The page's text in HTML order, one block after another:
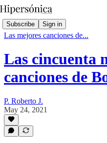
Subscribe Sign in
Las mejores canciones de...
Las cincuenta
canciones de
P. Roberto J.
May 24, 2021